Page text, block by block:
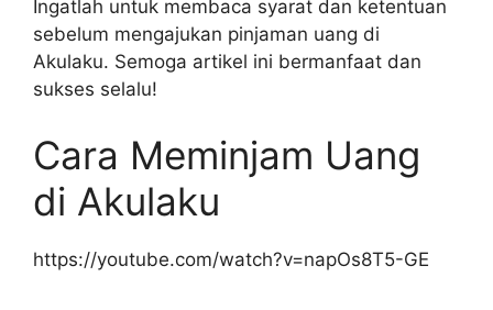
Ingatlah untuk membaca syarat dan ketentuan
sebelum mengajukan pinjaman uang di
Akulaku. Semoga artikel ini bermanfaat dan
sukses selalu!
Cara Meminjam Uang
di Akulaku
https://youtube.com/watch?v=napOs8T5-GE